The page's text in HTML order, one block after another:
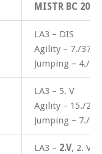
MISTR BC 2018
LA3 – DIS
Agility – 7./37
Jumping – 4./37
LA3 – 5. V
Agility – 15./28
Jumping – 7./27
LA3 – 2.V, 2. V,